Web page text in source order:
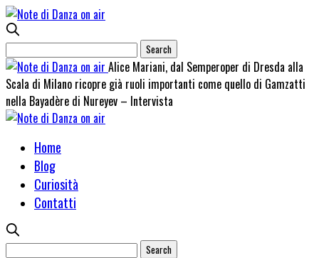
Alice Mariani, dal Semperoper di Dresda alla
Scala di Milano ricopre già ruoli importanti come quello di Gamzatti
nella Bayadère di Nureyev – Intervista
Home
Blog
Curiosità
Contatti